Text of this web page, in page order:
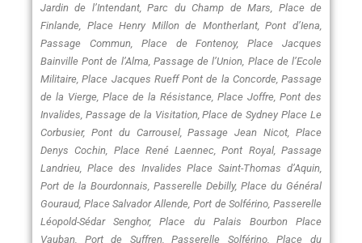
Jardin de l’Intendant, Parc du Champ de Mars, Place de
Finlande, Place Henry Millon de Montherlant, Pont d’Iena,
Passage Commun, Place de Fontenoy, Place Jacques
Bainville Pont de l’Alma, Passage de l’Union, Place de l’Ecole
Militaire, Place Jacques Rueff Pont de la Concorde, Passage
de la Vierge, Place de la Résistance, Place Joffre, Pont des
Invalides, Passage de la Visitation, Place de Sydney Place Le
Corbusier, Pont du Carrousel, Passage Jean Nicot, Place
Denys Cochin, Place René Laennec, Pont Royal, Passage
Landrieu, Place des Invalides Place Saint-Thomas d’Aquin,
Port de la Bourdonnais, Passerelle Debilly, Place du Général
Gouraud, Place Salvador Allende, Port de Solférino, Passerelle
Léopold-Sédar Senghor, Place du Palais Bourbon Place
Vauban, Port de Suffren, Passerelle Solférino, Place du